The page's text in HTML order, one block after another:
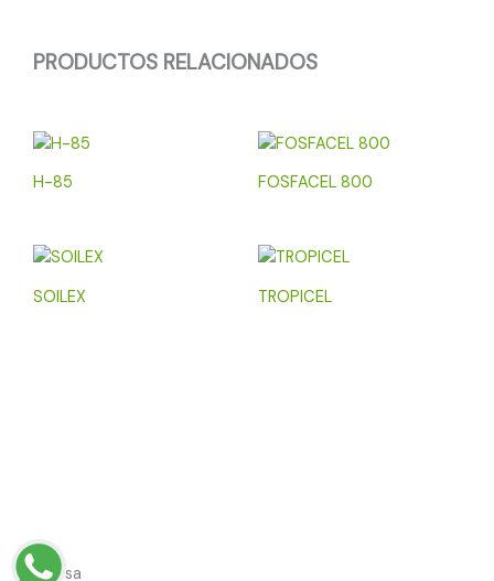
PRODUCTOS RELACIONADOS
H-85 FOSFACEL 800
SOILEX TROPICEL
Empresa